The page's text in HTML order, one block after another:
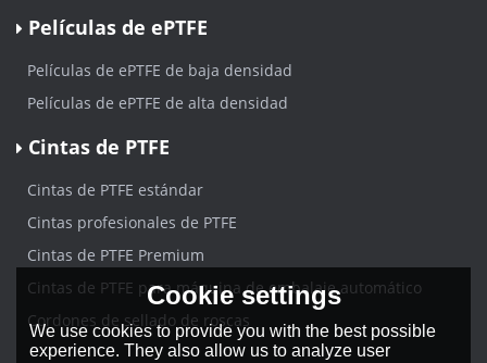
Películas de ePTFE
Películas de ePTFE de baja densidad
Películas de ePTFE de alta densidad
Cintas de PTFE
Cintas de PTFE estándar
Cintas profesionales de PTFE
Cintas de PTFE Premium
Cintas de PTFE para máquina de embalaje automático
Cordones de sellado de roscas
Cookie settings
We use cookies to provide you with the best possible
experience. They also allow us to analyze user